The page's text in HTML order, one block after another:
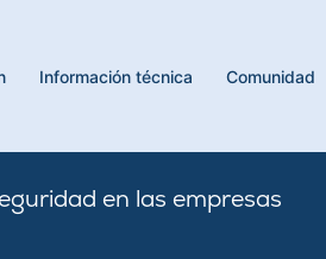
Información técnica Comunidad
en las empresas